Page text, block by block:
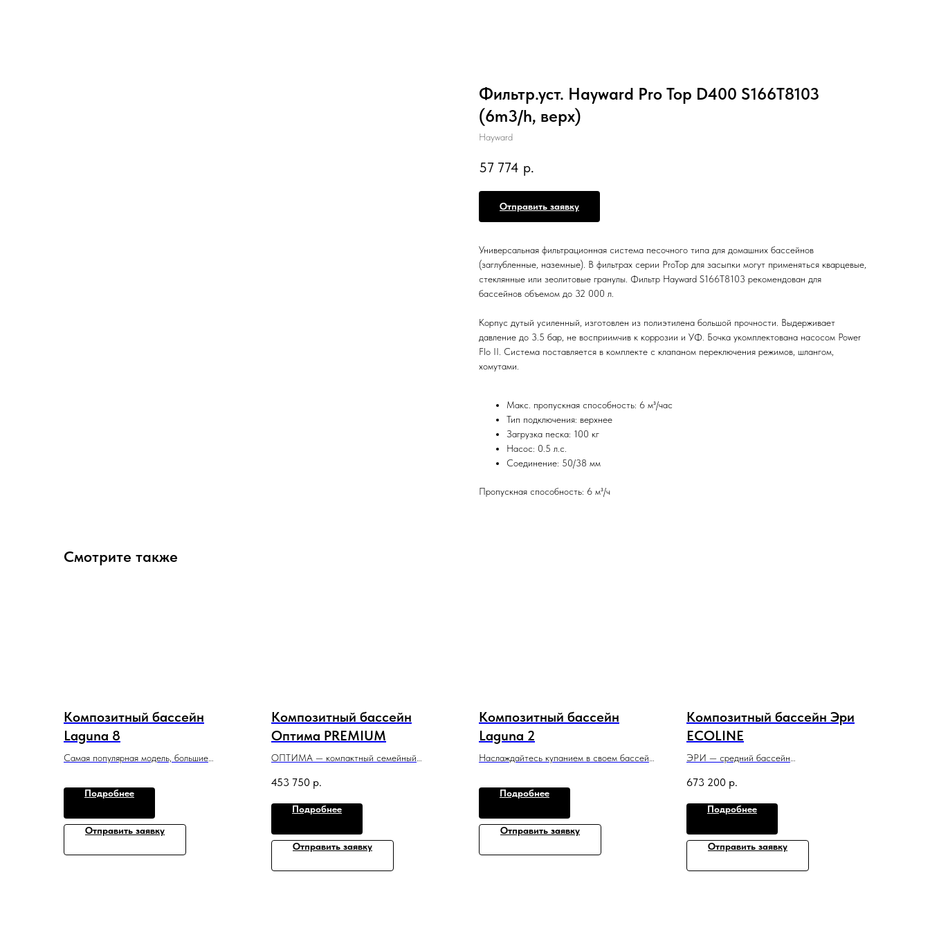
Фильтр.уст. Hayward Pro Top D400 S166T8103
(6m3/h, верх)
Hayward
57 774 р.
Отправить заявку
Универсальная фильтрационная система песочного типа для домашних бассейнов
(заглубленные, наземные). В фильтрах серии ProTop для засыпки могут применяться кварцевые,
стеклянные или зеолитовые гранулы. Фильтр Hayward S166T8103 рекомендован для
бассейнов объемом до 32 000 л.
Корпус дутый усиленный, изготовлен из полиэтилена большой прочности. Выдерживает
давление до 3.5 бар, не восприимчив к коррозии и УФ. Бочка укомплектована насосом Power
Flo II. Система поставляется в комплекте с клапаном переключения режимов, шлангом,
хомутами.
Макс. пропускная способность: 6 м³/час
Тип подключения: верхнее
Загрузка песка: 100 кг
Насос: 0.5 л.с.
Соединение: 50/38 мм
Пропускная способность: 6 м³/ч
Смотрите также
Композитный бассейн
Laguna 8
Самая популярная модель, большие
семьей.
8 м x 3,5 м x 1,55 м
Подробнее
Отправить заявку
Композитный бассейн
Оптима PREMIUM
ОПТИМА — компактный семейный
идеально подойдет для небольшого участка
или помещения.
4 м x 2,35 м x 1,5 м
453 750 р.
Подробнее
Отправить заявку
Композитный бассейн
Laguna 2
Наслаждайтесь купанием в своем бассейне
плавания.
2,2 м x 2,2 м x 1,55 м
Подробнее
Отправить заявку
Композитный бассейн Эри
ECOLINE
ЭРИ — средний бассейн
который оптимально подойдет для
небольшого участка.
6 м x 3 м x 1,5 м
673 200 р.
Подробнее
Отправить заявку